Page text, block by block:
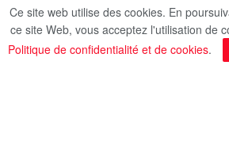
Le premier ministre, Moustafa
que l’industrie pharmaceutique
nouveau domaine vital pour le
Ce site web utilise des cookies. En
ce site Web, vous acceptez l'utilisation de
Politique de confidentialité et de cookies.